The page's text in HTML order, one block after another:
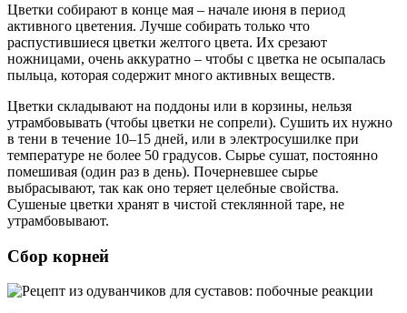
Цветки собирают в конце мая – начале июня в период
активного цветения. Лучше собирать только что
распустившиеся цветки желтого цвета. Их срезают
ножницами, очень аккуратно – чтобы с цветка не осыпалась
пыльца, которая содержит много активных веществ.
Цветки складывают на поддоны или в корзины, нельзя
утрамбовывать (чтобы цветки не сопрели). Сушить их нужно
в тени в течение 10–15 дней, или в электросушилке при
температуре не более 50 градусов. Сырье сушат, постоянно
помешивая (один раз в день). Почерневшее сырье
выбрасывают, так как оно теряет целебные свойства.
Сушеные цветки хранят в чистой стеклянной таре, не
утрамбовывают.
Сбор корней